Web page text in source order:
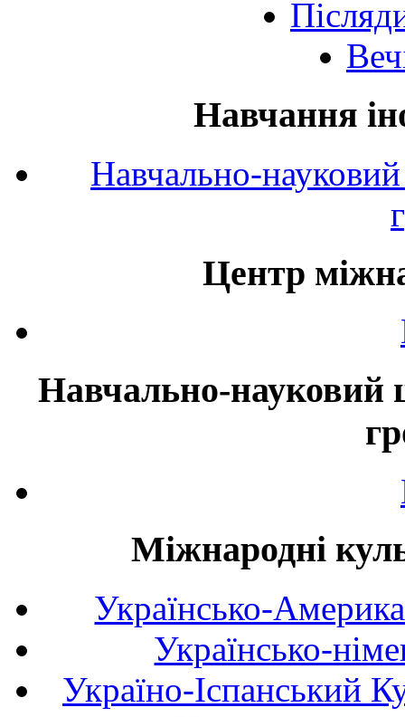
Навчання
Навчально-
Центр
Навчально-науковий
Міжнародні
Українсько-
Українсько-
Україно-Іспанський